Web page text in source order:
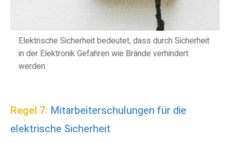
Elektrische Sicherheit bedeutet, dass durch Sicherheit
in der Elektronik Gefahren wie Brände verhindert
werden.
Regel 7: Mitarbeiterschulungen für die
elektrische Sicherheit